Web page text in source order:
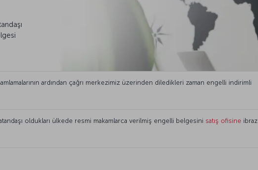
ardından çağrı merkezimiz üzerinden diledikleri zaman engelli indirimli
oldukları ülkede resmi makamlarca verilmiş engelli belgesini satış ofisine ibraz